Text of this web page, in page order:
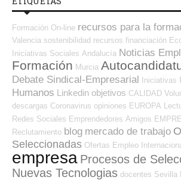
Formación On-line recursos para la
Valencia sostenibilidad recursos financiación
Iniciativas Sociales Andalucía Noticias
Formación Murcia
Debate Sindical-Empresarial Iniciativas
Humanos Linkedin objetivos CALIDAD
descargas Coronavirus opiniones EUROPA
Redes Sociales Emprendedores Amigos
Reclutamiento blog mercado de trabajo
Seleccionadas Ofertas Empleo
empresa Procesos de
Nuevas Tecnologias docentes Sevilla